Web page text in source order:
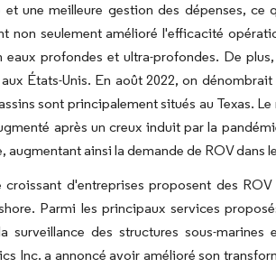
une meilleure gestion des dépenses,
non seulement amélioré l'efficacité
eaux profondes et ultra-profondes. De
États-Unis. En août 2022, on
sont principalement situés au Texas.
après un creux induit par la
augmentant ainsi la demande de ROV dans
croissant d'entreprises proposent des
Parmi les principaux services
surveillance des structures sous-
Inc. a annoncé avoir amélioré son